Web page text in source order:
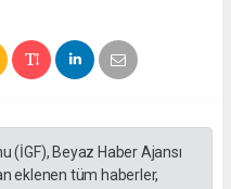
(İGF), Beyaz Haber Ajansı
eklenen tüm haberler,